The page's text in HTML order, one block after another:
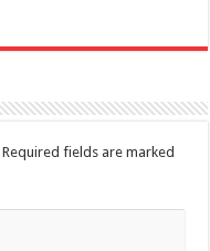
Required fields are marked